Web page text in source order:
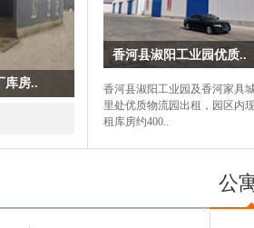
库房..
香河县淑阳工业园优质..
香河县淑阳工业园及香河家具
里处优质物流园出租，园区内
租库房约400..
公